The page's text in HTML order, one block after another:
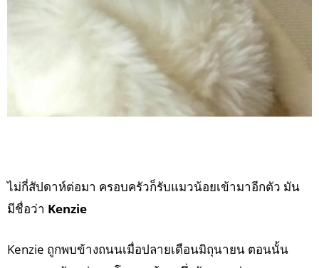
ไม่กี่สัปดาห์ต่อมา ครอบครัวก็รับแมวน้อยเข้ามาอีกตัว มัน
มีชื่อว่า Kenzie
Kenzie ถูกพบข้างถนนเมื่อปลายเดือนมิถุนายน ตอนนั้น